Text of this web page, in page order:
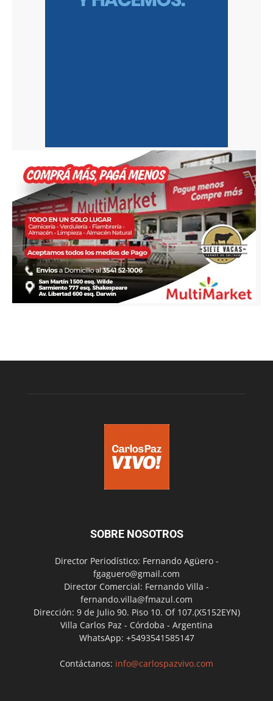
SOBRE NOSOTROS
Director Periodístico: Fernando Agüero -
fgaguero@gmail.com
Director Comercial: Fernando Villa -
fernando.villa@fmazul.com
Dirección: 9 de Julio 90. Piso 10. Of 107.(X5152EYN)
Villa Carlos Paz - Córdoba - Argentina
WhatsApp: +5493541585147
Contáctanos: info@carlospazvivo.com